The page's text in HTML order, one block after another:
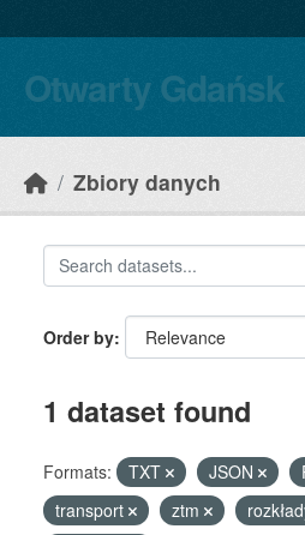
Otwarty Gdańsk
Zbiory danych
Order by
1 dataset found
Formats: TXT JSON
transport
ztm